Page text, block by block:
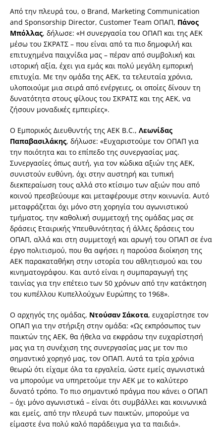
Από την πλευρά του, ο Brand, Marketing Communication
and Sponsorship Director, Customer Team ΟΠΑΠ, Πάνος
Μπόλλας, δήλωσε: «Η συνεργασία του ΟΠΑΠ και της ΑΕΚ
μέσω του ΣΚΡΑΤΣ – που είναι από τα πιο δημοφιλή και
επιτυχημένα παιχνίδια μας – πέραν από συμβολική και
ιστορική αξία, έχει για εμάς και πολύ μεγάλη εμπορική
επιτυχία. Με την ομάδα της ΑΕΚ, τα τελευταία χρόνια,
υλοποιούμε μια σειρά από ενέργειες, οι οποίες δίνουν τη
δυνατότητα στους φίλους του ΣΚΡΑΤΣ και της ΑΕΚ, να
ζήσουν μοναδικές εμπειρίες».
Ο Εμπορικός Διευθυντής της ΑΕΚ B.C., Λεωνίδας
Παπαβασιλάκης, δήλωσε: «Ευχαριστούμε τον ΟΠΑΠ για
την ποιότητα και το επίπεδο της συνεργασίας μας.
Συνεργασίες όπως αυτή, για τον κώδικα αξιών της ΑΕΚ,
συνιστούν ευθύνη, όχι στην αυστηρή και τυπική
διεκπεραίωση τους αλλά στο κτίσιμο των αξιών που από
κοινού πρεσβεύουμε και μεταφέρουμε στην κοινωνία. Αυτό
μεταφράζεται όχι μόνο στη χορηγία του αγωνιστικού
τμήματος, την καθολική συμμετοχή της ομάδας μας σε
δράσεις Εταιρικής Υπευθυνότητας ή άλλες δράσεις του
ΟΠΑΠ, αλλά και στη συμμετοχή και αρωγή του ΟΠΑΠ σε ένα
έργο πολιτισμού, που θα αφήσει η παρούσα διοίκηση της
ΑΕΚ παρακαταθήκη στην ιστορία του αθλητισμού και του
κινηματογράφου. Και αυτό είναι η συμπαραγωγή της
ταινίας για την επέτειο των 50 χρόνων από την κατάκτηση
του κυπέλλου Κυπελλούχων Ευρώπης το 1968».
Ο αρχηγός της ομάδας, Ντούσαν Σάκοτα, ευχαρίστησε τον
ΟΠΑΠ για την στήριξη στην ομάδα: «Ως εκπρόσωπος των
παικτών της ΑΕΚ, θα ήθελα να εκφράσω την ευχαρίστησή
μας για τη συνέχιση της συνεργασίας μας με τον πιο
σημαντικό χορηγό μας, τον ΟΠΑΠ. Αυτά τα τρία χρόνια
θεωρώ ότι είχαμε όλα τα εργαλεία, ώστε εμείς αγωνιστικά
να μπορούμε να υπηρετούμε την ΑΕΚ με το καλύτερο
δυνατό τρόπο. Το πιο σημαντικό πράγμα που κάνει ο ΟΠΑΠ
– όχι μόνο αγωνιστικά – είναι ότι συμβάλλει και κοινωνικά
και εμείς, από την πλευρά των παικτών, μπορούμε να
είμαστε ένα πολύ καλό παράδειγμα για τα παιδιά».